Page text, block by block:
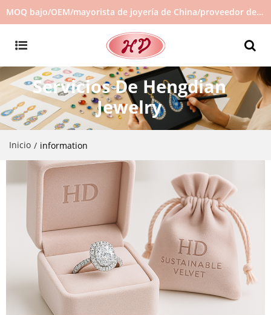
MOQ bajo/OEM/mayorista de joyería de China/proveedor de joyas/joyería de gran venta en stock/no hay joyas de segunda mano
Servicios De Hengdian
Jewelry
Inicio / information